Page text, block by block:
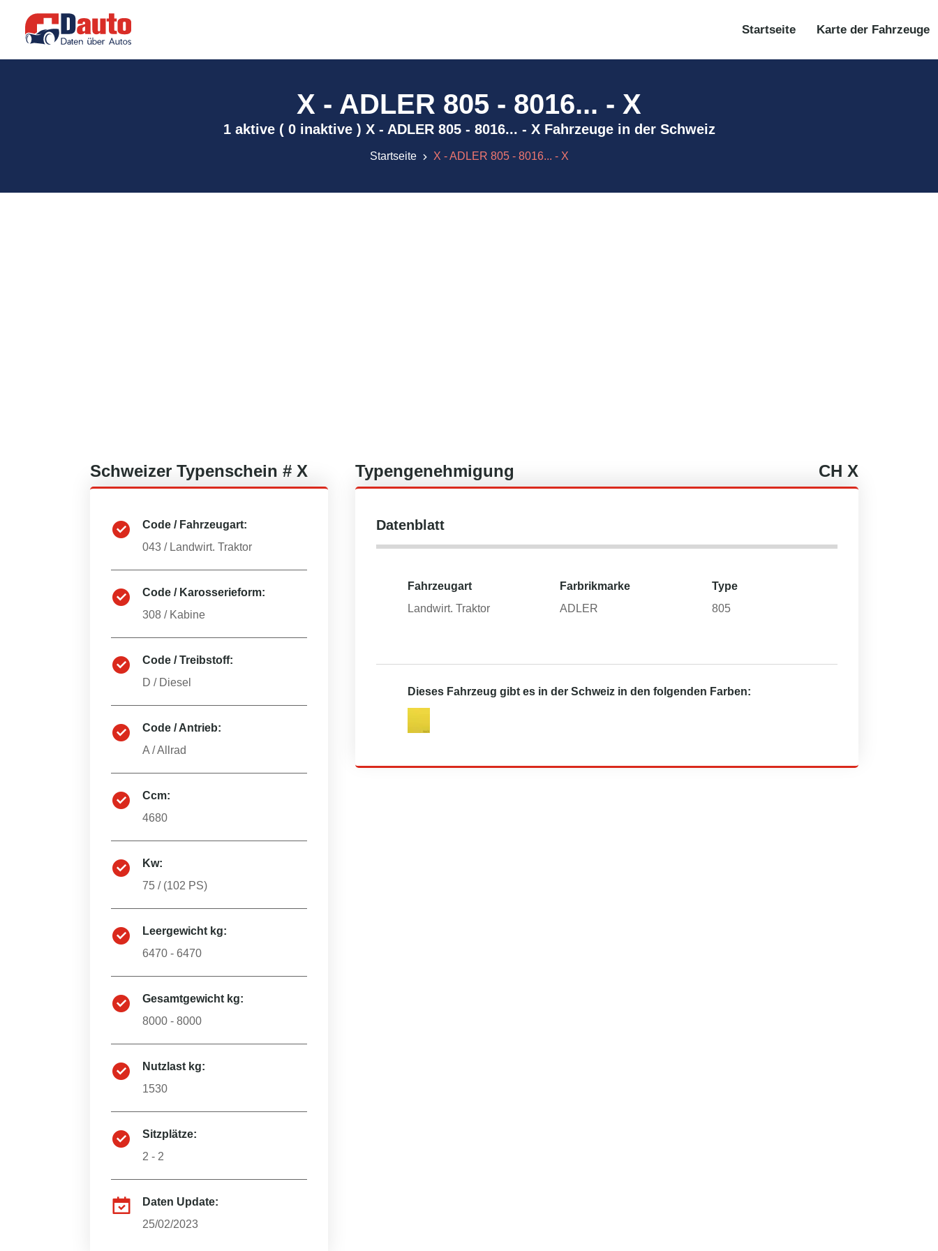
Startseite Karte der Fahrzeuge
X - ADLER 805 - 8016... - X
1 aktive ( 0 inaktive ) X - ADLER 805 - 8016... - X Fahrzeuge in der Schweiz
Startseite X - ADLER 805 - 8016... - X
Schweizer Typenschein # X
Code / Fahrzeugart:
043 / Landwirt. Traktor
Code / Karosserieform:
308 / Kabine
Code / Treibstoff:
D / Diesel
Code / Antrieb:
A /Allrad
Ccm:
4680
Kw:
75 / (102 PS)
Leergewicht kg:
6470 - 6470
Gesamtgewicht kg:
8000 - 8000
Nutzlast kg:
1530
Sitzplätze:
2 - 2
Daten Update:
25/02/2023
Typengenehmigung CH X
Datenblatt
Fahrzeugart
Landwirt. Traktor
Farbrikmarke
ADLER
Type
805
Dieses Fahrzeug gibt es in der Schweiz in den folgenden Farben: